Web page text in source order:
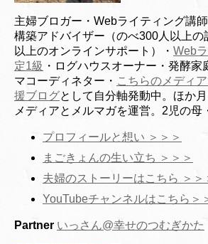
主婦ブロガー・Webライティング講
構築アドバイザー（のべ300人以上の
以上のオンラインサポート）・ Web
定1級 ・ログハウスオーナー・発酵家
マコーディネター・ こちらのメディ
援ブログとして自分軸発動中。ほか
メディアとメルマガを運営。2児の母
プロフィールと想い ＞＞＞
まごきょんの生い立ち ＞＞＞
夫婦のストーリーはこちら ＞＞
YouTubeチャンネルはこちら＞
Partner いっさん@幸せのつむぎかた